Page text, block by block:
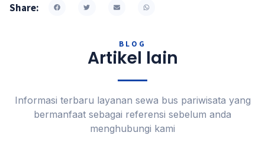
Share:
BLOG
Artikel lain
Informasi terbaru layanan sewa bus pariwisata yang
bermanfaat sebagai referensi sebelum anda
menghubungi kami